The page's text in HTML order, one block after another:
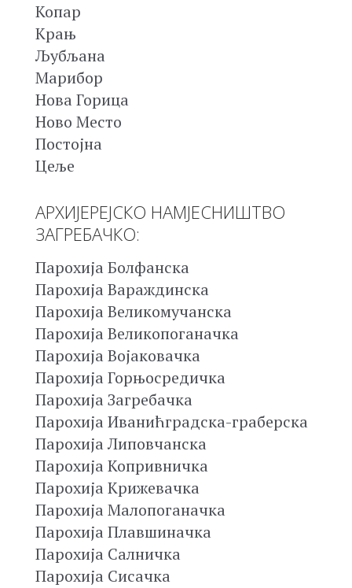
Копар
Крањ
Љубљана
Марибор
Нова Горица
Ново Место
Постојна
Цеље
АРХИЈЕРЕЈСКО НАМЈЕСНИШТВО
ЗАГРЕБАЧКО:
Парохија Болфанска
Парохија Вараждинска
Парохија Великомучанска
Парохија Великопоганачка
Парохија Војаковачка
Парохија Горњосредичка
Парохија Загребачка
Парохија Иванићградска-граберска
Парохија Липовчанска
Парохија Копривничка
Парохија Крижевачка
Парохија Малопоганачка
Парохија Плавшиначка
Парохија Салничка
Парохија Сисачка